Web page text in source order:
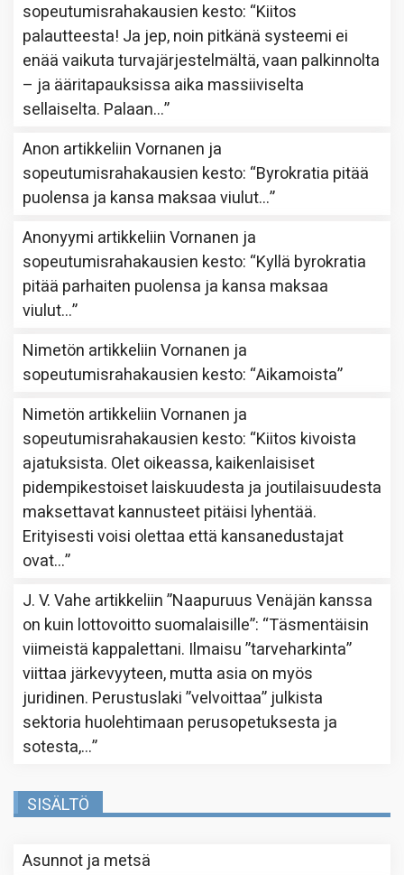
sopeutumisrahakausien kesto: “Kiitos
palautteesta! Ja jep, noin pitkänä systeemi ei
enää vaikuta turvajärjestelmältä, vaan palkinnolta
– ja ääritapauksissa aika massiiviselta
sellaiselta. Palaan…”
Anon artikkeliinVornanen ja
sopeutumisrahakausien kesto: “Byrokratia pitää
puolensa ja kansa maksaa viulut…”
Anonyymi artikkeliinVornanen ja
sopeutumisrahakausien kesto: “Kyllä byrokratia
pitää parhaiten puolensa ja kansa maksaa
viulut…”
Nimetön artikkeliinVornanen ja
sopeutumisrahakausien kesto: “Aikamoista”
Nimetön artikkeliinVornanen ja
sopeutumisrahakausien kesto: “Kiitos kivoista
ajatuksista. Olet oikeassa, kaikenlaisiset
pidempikestoiset laiskuudesta ja joutilaisuudesta
maksettavat kannusteet pitäisi lyhentää.
Erityisesti voisi olettaa että kansanedustajat
ovat…”
J. V. Vahe artikkeliin”Naapuruus Venäjän kanssa
on kuin lottovoitto suomalaisille”: “Täsmentäisin
viimeistä kappalettani. Ilmaisu ”tarveharkinta”
viittaa järkevyyteen, mutta asia on myös
juridinen. Perustuslaki ”velvoittaa” julkista
sektoria huolehtimaan perusopetuksesta ja
sotesta,…”
SISÄLTÖ
Asunnot ja metsä